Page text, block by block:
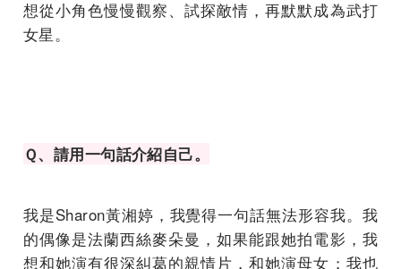
想從小角色慢慢觀察、試探敵情，再默默成為武打
女星。
Ｑ、請用一句話介紹自己。
我是Sharon黃湘婷，我覺得一句話無法形容我。我
的偶像是法蘭西絲麥朵曼，如果能跟她拍電影，我
想和她演有很深糾葛的親情片，和她演母女；我也